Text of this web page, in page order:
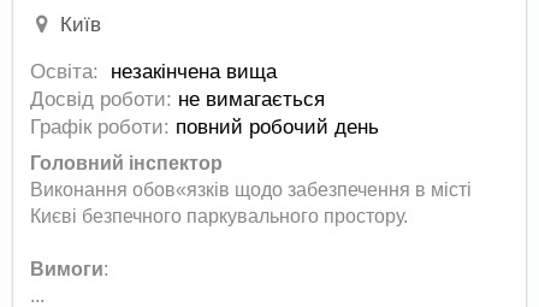
Київ
Освіта:
незакінчена вища
Досвід роботи: не вимагається
Графік роботи: повний робочий день
Головний інспектор
Виконання обов«язків щодо забезпечення в місті
Києві безпечного паркувального простору.
Вимоги:
...